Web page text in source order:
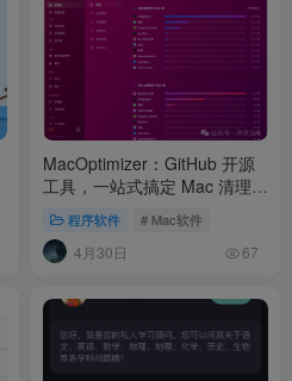
MacOptimizer：GitHub 开源
工具，一站式搞定 Mac 清理、
卸载与文件管理
程序软件 # Mac软件
4月30日 67